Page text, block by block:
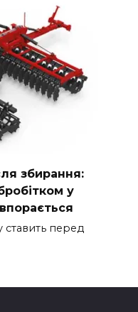
збирання:
у
перед